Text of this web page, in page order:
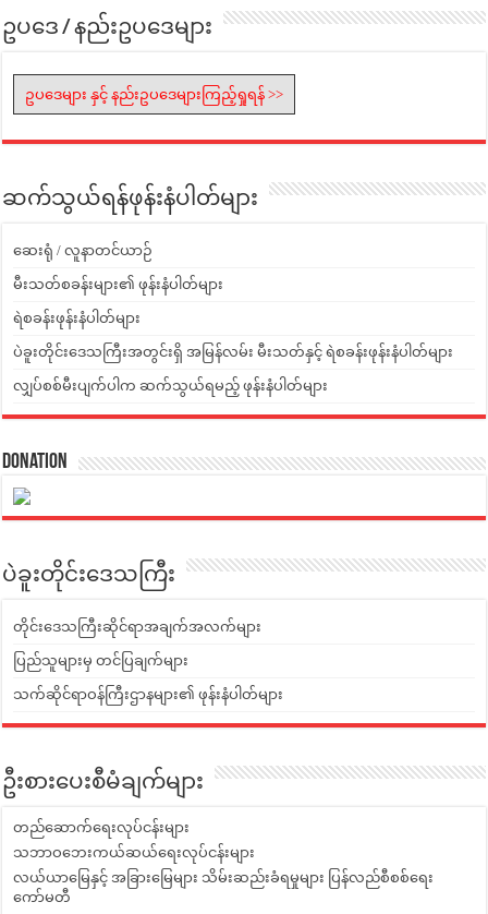
ဥပဒေ / နည်းဥပဒေများ
ဥပဒေများ နှင့် နည်းဥပဒေများကြည့်ရှုရန် >>
ဆက်သွယ်ရန်ဖုန်းနံပါတ်များ
ဆေးရုံ / လူနာတင်ယာဉ်
မီးသတ်စခန်းများ၏ ဖုန်းနံပါတ်များ
ရဲစခန်းဖုန်းနံပါတ်များ
ပဲခူးတိုင်းဒေသကြီးအတွင်းရှိ အမြန်လမ်း မီးသတ်နှင့် ရဲစခန်းဖုန်းနံပါတ်များ
လျှပ်စစ်မီးပျက်ပါက ဆက်သွယ်ရမည့် ဖုန်းနံပါတ်များ
Donation
ပဲခူးတိုင်းဒေသကြီး
တိုင်းဒေသကြီးဆိုင်ရာအချက်အလက်များ
ပြည်သူများမှ တင်ပြချက်များ
သက်ဆိုင်ရာဝန်ကြီးဌာနများ၏ ဖုန်းနံပါတ်များ
ဦးစားပေးစီမံချက်များ
တည်ဆောက်ရေးလုပ်ငန်းများ
သဘာဝဘေးကယ်ဆယ်ရေးလုပ်ငန်းများ
လယ်ယာမြေနှင့် အခြားမြေများ သိမ်းဆည်းခံရမှုများ ပြန်လည်စီစစ်ရေး
ကော်မတီ